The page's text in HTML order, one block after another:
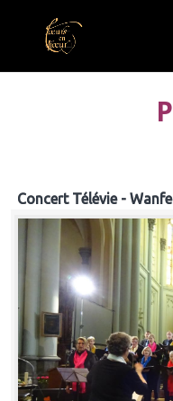
Concert Télévie -